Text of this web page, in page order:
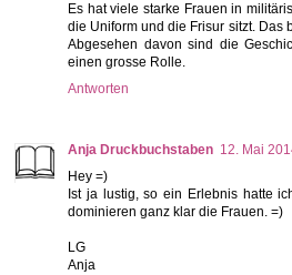
Es hat viele starke Frauen in
die Uniform und die Frisur sitzt. Das
Abgesehen davon sind die
einen grosse Rolle.
Antworten
Anja Druckbuchstaben 12. Mai
Hey =)
Ist ja lustig, so ein Erlebnis hatte
dominieren ganz klar die Frauen. =)
LG
Anja